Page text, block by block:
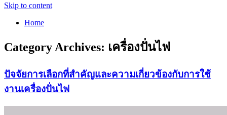
Skip to content
Home
Category Archives: เครื่องปั่นไฟ
ปัจจัยการเลือกที่สำคัญและความเกี่ยวข้องกับการใช้
งานเครื่องปั่นไฟ